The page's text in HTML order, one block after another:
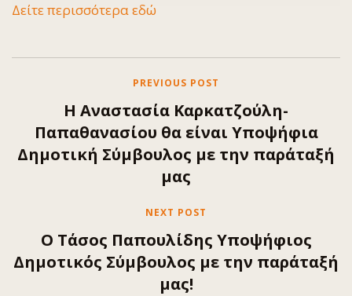
Δείτε περισσότερα εδώ
PREVIOUS POST
Η Αναστασία Καρκατζούλη-
Παπαθανασίου θα είναι Υποψήφια
Δημοτική Σύμβουλος με την παράταξή
μας
NEXT POST
Ο Τάσος Παπουλίδης Υποψήφιος
Δημοτικός Σύμβουλος με την παράταξή
μας!